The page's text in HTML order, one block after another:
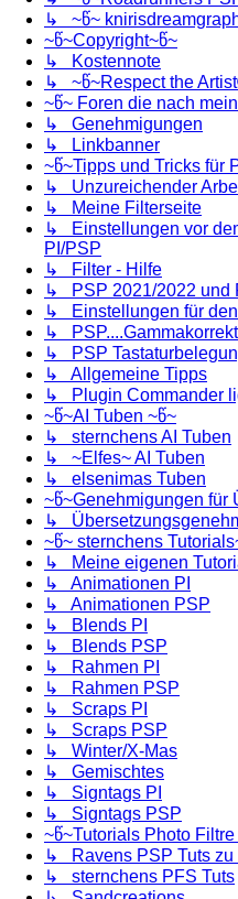
↳ ~წ~
~წ~Copyright~წ~
↳ Kostennote
↳ ~წ~Respect the
~წ~ Foren die nach
↳ Genehmigungen
↳ Linkbanner
~წ~Tipps und Tricks für
↳ Unzureichender
↳ Meine Filterseite
↳ Einstellungen vor
PI/PSP
↳ Filter - Hilfe
↳ PSP 2021/2022 und
↳ Einstellungen für
↳
↳ PSP
↳ Allgemeine Tipps
↳ Plugin Commander
~წ~AI Tuben ~წ~
↳ sternchens AI Tuben
↳ ~Elfes~ AI Tuben
↳ elsenimas Tuben
~წ~Genehmigungen für
↳
~წ~ sternchens
↳ Meine eigenen
↳ Animationen PI
↳ Animationen PSP
↳ Blends PI
↳ Blends PSP
↳ Rahmen PI
↳ Rahmen PSP
↳ Scraps PI
↳ Scraps PSP
↳ Winter/X-Mas
↳ Gemischtes
↳ Signtags PI
↳ Signtags PSP
~წ~Tutorials Photo Filtre
↳ Ravens PSP Tuts zu
↳ sternchens PFS Tuts